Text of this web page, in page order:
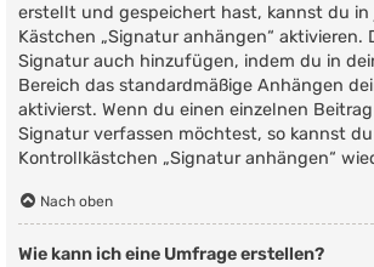
erstellt und gespeichert hast, kannst du in
Kästchen „Signatur anhängen“ aktivieren.
Signatur auch hinzufügen, indem du in
Bereich das standardmäßige Anhängen
aktivierst. Wenn du einen einzelnen
Signatur verfassen möchtest, so kannst
Kontrollkästchen „Signatur anhängen“
Nach oben
Wie kann ich eine Umfrage erstellen?